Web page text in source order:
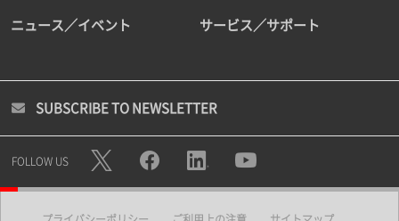
ニュース／イベント サービス／サポート
SUBSCRIBE TO NEWSLETTER
FOLLOW US